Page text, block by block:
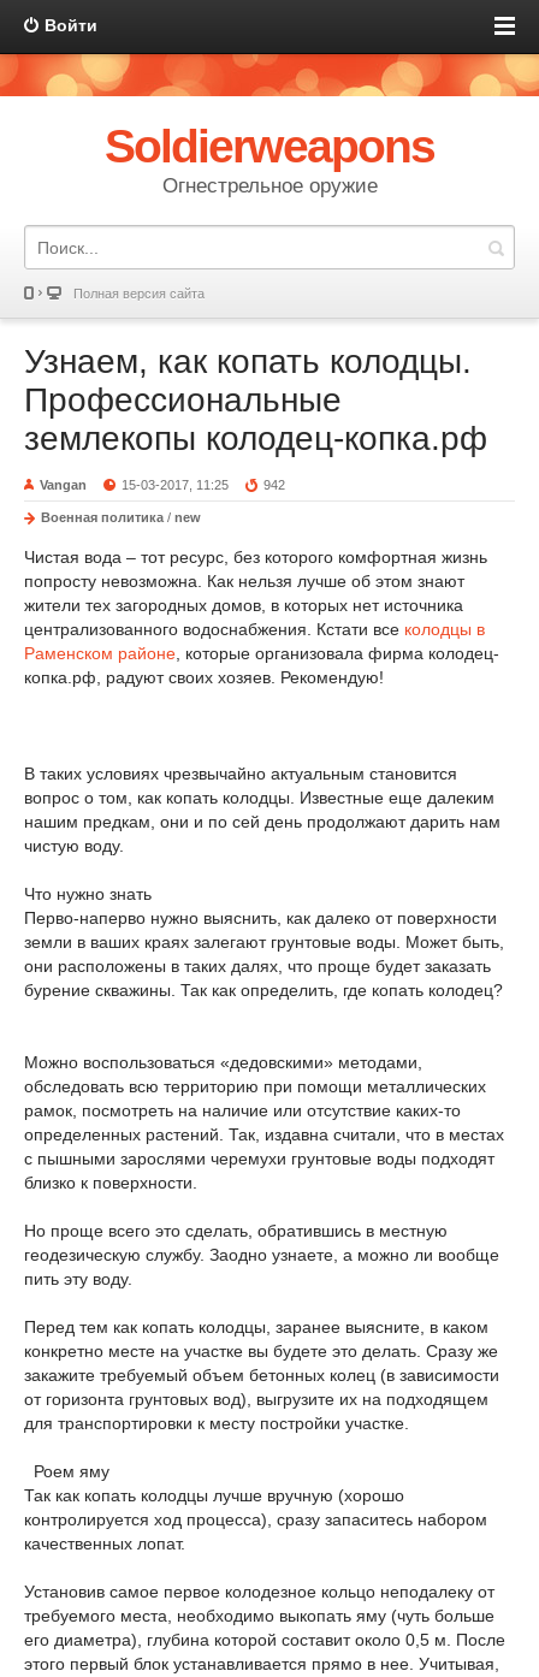
Войти
Soldierweapons
Огнестрельное оружие
Полная версия сайта
Узнаем, как копать колодцы.
Профессиональные
землекопы колодец-копка.рф
Vangan 15-03-2017, 11:25 942
Военная политика / new
Чистая вода – тот ресурс, без которого комфортная жизнь
попросту невозможна. Как нельзя лучше об этом знают
жители тех загородных домов, в которых нет источника
централизованного водоснабжения. Кстати все колодцы в
Раменском районе , которые организовала фирма колодец-
копка.рф, радуют своих хозяев. Рекомендую!
В таких условиях чрезвычайно актуальным становится
вопрос о том, как копать колодцы. Известные еще далеким
нашим предкам, они и по сей день продолжают дарить нам
чистую воду.
Что нужно знать
Перво-наперво нужно выяснить, как далеко от поверхности
земли в ваших краях залегают грунтовые воды. Может быть,
они расположены в таких далях, что проще будет заказать
бурение скважины. Так как определить, где копать колодец?
Можно воспользоваться «дедовскими» методами,
обследовать всю территорию при помощи металлических
рамок, посмотреть на наличие или отсутствие каких-то
определенных растений. Так, издавна считали, что в местах
с пышными зарослями черемухи грунтовые воды подходят
близко к поверхности.
Но проще всего это сделать, обратившись в местную
геодезическую службу. Заодно узнаете, а можно ли вообще
пить эту воду.
Перед тем как копать колодцы, заранее выясните, в каком
конкретно месте на участке вы будете это делать. Сразу же
закажите требуемый объем бетонных колец (в зависимости
от горизонта грунтовых вод), выгрузите их на подходящем
для транспортировки к месту постройки участке.
Роем яму
Так как копать колодцы лучше вручную (хорошо
контролируется ход процесса), сразу запаситесь набором
качественных лопат.
Установив самое первое колодезное кольцо неподалеку от
требуемого места, необходимо выкопать яму (чуть больше
его диаметра), глубина которой составит около 0,5 м. После
этого первый блок устанавливается прямо в нее. Учитывая,